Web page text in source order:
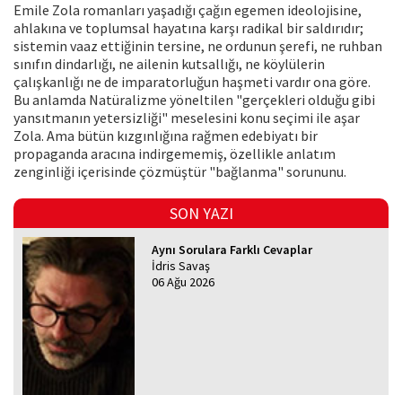
Emile Zola romanları yaşadığı çağın egemen ideolojisine,
ahlakına ve toplumsal hayatına karşı radikal bir saldırıdır;
sistemin vaaz ettiğinin tersine, ne ordunun şerefi, ne ruhban
sınıfın dindarlığı, ne ailenin kutsallığı, ne köylülerin
çalışkanlığı ne de imparatorluğun haşmeti vardır ona göre.
Bu anlamda Natüralizme yöneltilen "gerçekleri olduğu gibi
yansıtmanın yetersizliği" meselesini konu seçimi ile aşar
Zola. Ama bütün kızgınlığına rağmen edebiyatı bir
propaganda aracına indirgememiş, özellikle anlatım
zenginliği içerisinde çözmüştür "bağlanma" sorununu.
SON YAZI
Aynı Sorulara Farklı Cevaplar
İdris Savaş
06 Ağu 2026